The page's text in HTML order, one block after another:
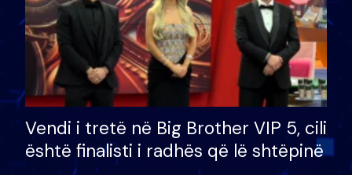
Vendi i tretë në Big Brother VIP 5, cili
është finalisti i radhës që lë shtëpinë